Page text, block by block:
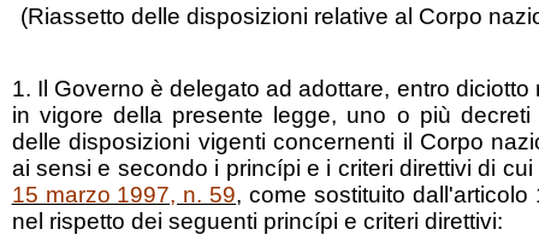
(Riassetto delle disposizioni relative al Corpo
1. Il Governo è delegato ad adottare, entro
in vigore della presente legge, uno o più
delle disposizioni vigenti concernenti il Corpo
ai sensi e secondo i princípi e i criteri direttivi di cui
15 marzo 1997, n. 59, come sostituito
nel rispetto dei seguenti princípi e criteri direttivi: